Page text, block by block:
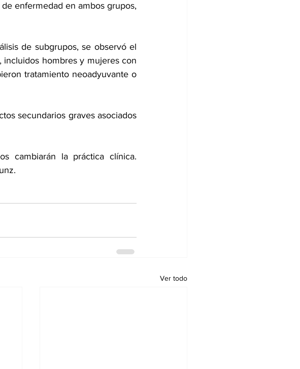
enfermedad en ambos grupos,
de subgrupos, se observó el
incluidos hombres y mujeres con
tratamiento neoadyuvante o
secundarios graves asociados
cambiarán la práctica clínica.
Ver todo